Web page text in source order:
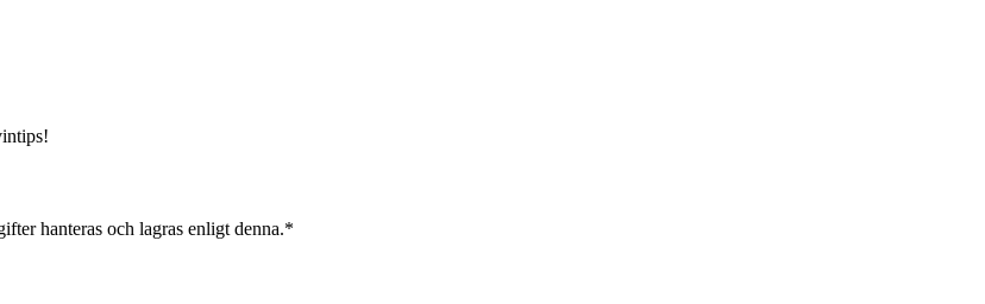
hanteras och lagras enligt denna.*